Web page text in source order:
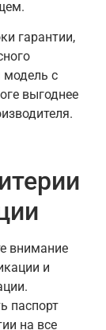
гарантии,
модель с
выгоднее
внимание
и
паспорт
на все